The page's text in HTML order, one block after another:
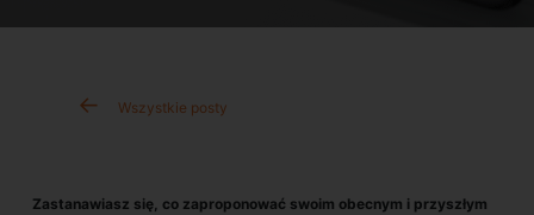
Wszystkie posty
Zastanawiasz się, co zaproponować swoim obecnym i przyszłym